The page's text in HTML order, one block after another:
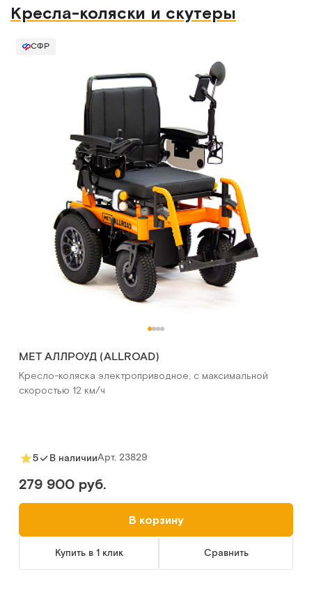
Кресла-коляски и скутеры
СФР
MET АЛЛРОУД (ALLROAD)
Кресло-коляска электроприводное, с максимальной
скоростью 12 км/ч
5 В наличииАрт. 23829
279 900 руб.
В корзину
Купить в 1 клик Сравнить